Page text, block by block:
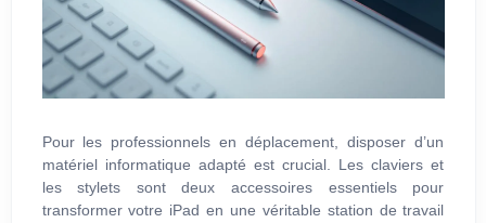
Pour les professionnels en déplacement, disposer d’un
matériel informatique adapté est crucial. Les claviers et
les stylets sont deux accessoires essentiels pour
transformer votre iPad en une véritable station de travail